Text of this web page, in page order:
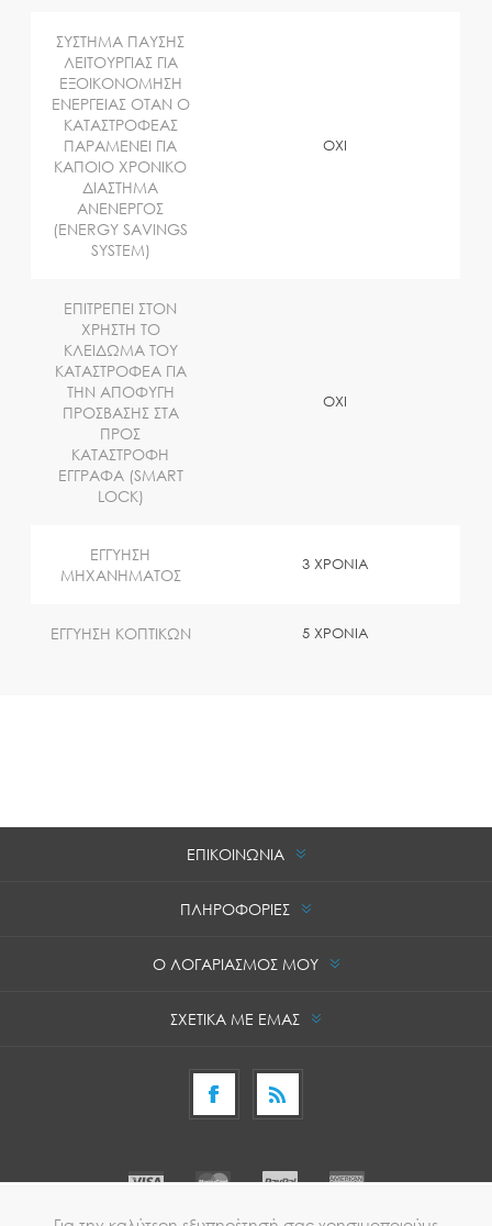
ΣΥΣΤΗΜΑ ΠΑΥΣΗΣ
ΛΕΙΤΟΥΡΓΙΑΣ ΓΙΑ
ΕΞΟΙΚΟΝΟΜΗΣΗ
ΕΝΕΡΓΕΙΑΣ ΟΤΑΝ Ο
ΚΑΤΑΣΤΡΟΦΕΑΣ
ΠΑΡΑΜΕΝΕΙ ΓΙΑ
ΚΑΠΟΙΟ ΧΡΟΝΙΚΟ
ΔΙΑΣΤΗΜΑ
ΑΝΕΝΕΡΓΟΣ
(ENERGY SAVINGS
SYSTEM)
OXI
ΕΠΙΤΡΕΠΕΙ ΣΤΟΝ
ΧΡΗΣΤΗ ΤΟ
ΚΛΕΙΔΩΜΑ ΤΟΥ
ΚΑΤΑΣΤΡΟΦΕΑ ΓΙΑ
ΤΗΝ ΑΠΟΦΥΓΗ
ΠΡΟΣΒΑΣΗΣ ΣΤΑ
ΠΡΟΣ
ΚΑΤΑΣΤΡΟΦΗ
ΕΓΓΡΑΦΑ (SMART
LOCK)
OXI
ΕΓΓΥΗΣΗ
ΜΗΧΑΝΗΜΑΤΟΣ
3 ΧΡΟΝΙΑ
ΕΓΓΥΗΣΗ ΚΟΠΤΙΚΩΝ 5 ΧΡΟΝΙΑ
ΕΠΙΚΟΙΝΩΝΙΑ
ΠΛΗΡΟΦΟΡΙΕΣ
Ο ΛΟΓΑΡΙΑΣΜΟΣ ΜΟΥ
ΣΧΕΤΙΚΑ ΜΕ ΕΜΑΣ